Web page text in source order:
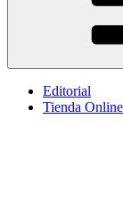
Editorial
Tienda Online